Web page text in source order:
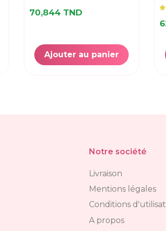
70,844 TND
Ajouter au panier
Notre société
Livraison
Mentions légales
Conditions
A propos